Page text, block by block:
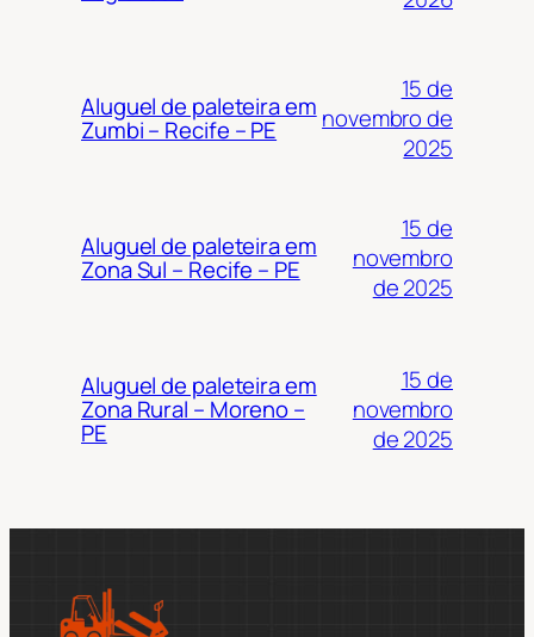
Aluguel de paleteira em
Zumbi – Recife – PE
15 de
novembro de
2025
Aluguel de paleteira em
Zona Sul – Recife – PE
15 de
novembro
de 2025
Aluguel de paleteira em
Zona Rural – Moreno –
PE
15 de
novembro
de 2025